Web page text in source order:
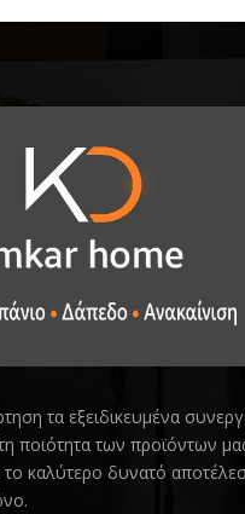
τα εξειδικευμένα
ποιότητα των προϊόντων
καλύτερο δυνατό